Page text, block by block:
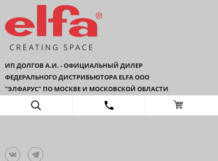
ИП ДОЛГОВ А.И. - ОФИЦИАЛЬНЫЙ ДИЛЕР
ФЕДЕРАЛЬНОГО ДИСТРИБЬЮТОРА ELFA ООО
"ЭЛФАРУС" ПО МОСКВЕ И МОСКОВСКОЙ ОБЛАСТИ